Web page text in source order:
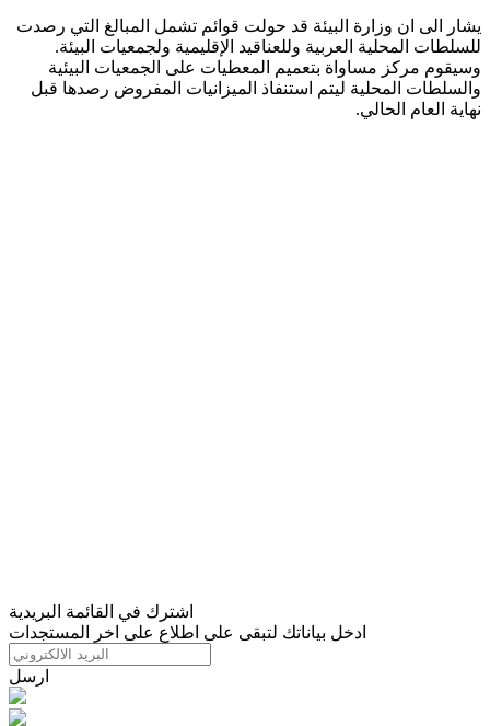
يشار الى ان وزارة البيئة قد حولت قوائم تشمل المبالغ التي رصدت
للسلطات المحلية العربية وللعناقيد الإقليمية ولجمعيات البيئة.
وسيقوم مركز مساواة بتعميم المعطيات على الجمعيات البيئية
والسلطات المحلية ليتم استنفاذ الميزانيات المفروض رصدها قبل
نهاية العام الحالي.
اشترك في القائمة البريدية
ادخل بياناتك لتبقى على اطلاع على اخر المستجدات
ارسل